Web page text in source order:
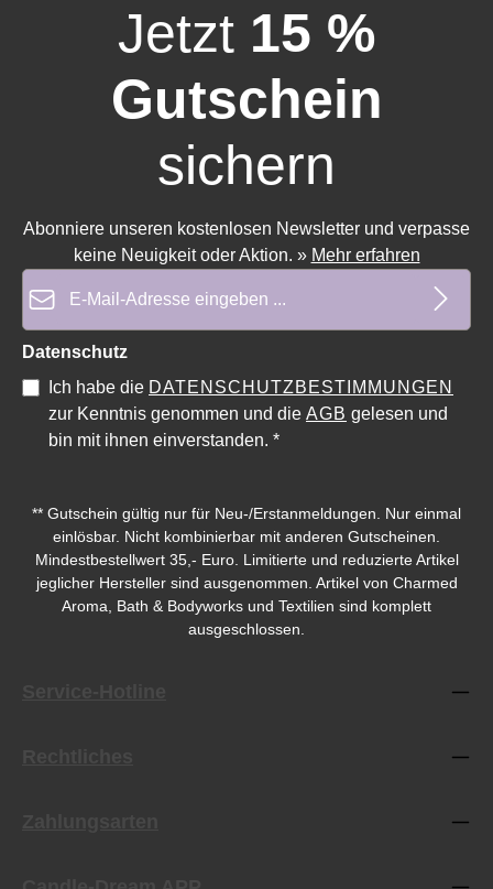
Durchschnittliche Bewertung von 0 von 5 SternenDurchschnittliche Bewertung
Jetzt 15 %
Gutschein
sichern
Abonniere unseren kostenlosen Newsletter und verpasse
keine Neuigkeit oder Aktion. » Mehr erfahren
Datenschutz
Ich habe die DATENSCHUTZBESTIMMUNGEN
zur Kenntnis genommen und die AGB gelesen und
bin mit ihnen einverstanden. *
** Gutschein gültig nur für Neu-/Erstanmeldungen. Nur einmal
einlösbar. Nicht kombinierbar mit anderen Gutscheinen.
Mindestbestellwert 35,- Euro. Limitierte und reduzierte Artikel
jeglicher Hersteller sind ausgenommen. Artikel von Charmed
Aroma, Bath & Bodyworks und Textilien sind komplett
ausgeschlossen.